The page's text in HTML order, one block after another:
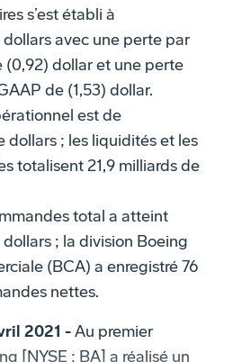
s’est établi à
dollars avec une perte par
(0,92) dollar et une perte
de (1,53) dollar.
est de
dollars ; les liquidités et les
totalisent 21,9 milliards de
total a atteint
; la division Boeing
(BCA) a enregistré 76
nettes.
2021 -Au premier
[NYSE : BA] a réalisé un